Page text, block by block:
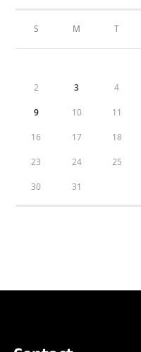
S M T
2 3 4
9 10 11
16 17 18
23 24 25
30 31